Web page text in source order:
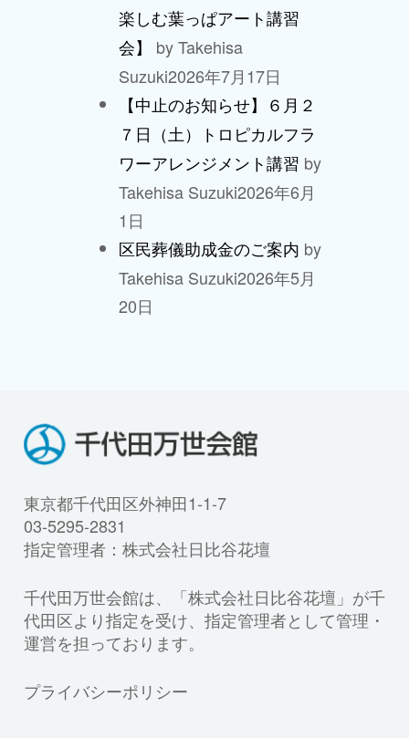
楽しむ葉っぱアート講習
会】
by Takehisa
Suzuki2026年7月17日
【中止のお知らせ】６月２
７日（土）トロピカルフラ
ワーアレンジメント講習 by
Takehisa Suzuki2026年6月
1日
区民葬儀助成金のご案内 by
Takehisa Suzuki2026年5月
20日
東京都千代田区外神田1-1-7
03-5295-2831
指定管理者：株式会社日比谷花壇
千代田万世会館は、「株式会社日比谷花壇」が千
代田区より指定を受け、指定管理者として管理・
運営を担っております。
プライバシーポリシー